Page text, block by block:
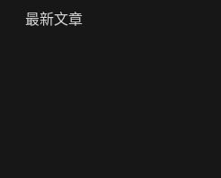
團
最新文章